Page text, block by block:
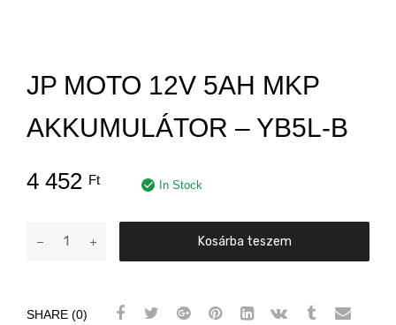
JP MOTO 12V 5AH MKP
AKKUMULÁTOR – YB5L-B
4 452 Ft In Stock
MKP
Kosárba teszem
SHARE (0)